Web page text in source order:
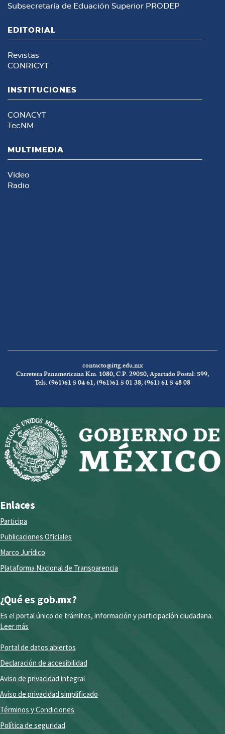
Subsecretaría de Eduación Superior PRODEP
EDITORIAL
Revistas
CONRICYT
INSTITUCIONES
CONACYT
TecNM
MULTIMEDIA
Video
Radio
contacto@ittg.edu.mx
Carretera Panamericana Km. 1080, C.P. 29050, Apartado Postal: 599,
Tels. (961)61 5 04 61, (961)61 5 01 38, (961) 61 5 48 08
Enlaces
Participa
Publicaciones Oficiales
Marco Jurídico
Plataforma Nacional de Transparencia
¿Qué es gob.mx?
Es el portal único de trámites, información y participación ciudadana.
Leer más
Portal de datos abiertos
Declaración de accesibilidad
Aviso de privacidad integral
Aviso de privacidad simplificado
Términos y Condiciones
Política de seguridad